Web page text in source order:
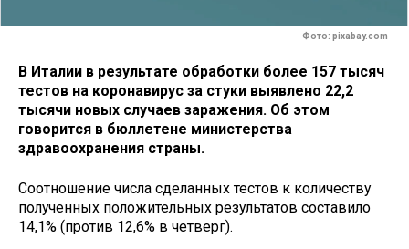
Фото: pixabay.com
В Италии в результате обработки более 157 тысяч
тестов на коронавирус за стуки выявлено 22,2
тысячи новых случаев заражения. Об этом
говорится в бюллетене министерства
здравоохранения страны.
Соотношение числа сделанных тестов к количеству
полученных положительных результатов составило
14,1% (против 12,6% в четверг).